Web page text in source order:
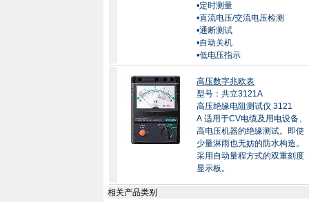
•定时测量
•直流电压/交流电压检测
•通断测试
•自动关机
•低电压指示
高压数字兆欧表
型号：共立3121A
高压绝缘电阻测试仪 3121
A 适用于CV电缆及用电设备、
高电压机器的绝缘测试。即使
少量淋雨也无妨的防水构造。
采用自动量程方式的双重刻度
显示板。
相关产品类别